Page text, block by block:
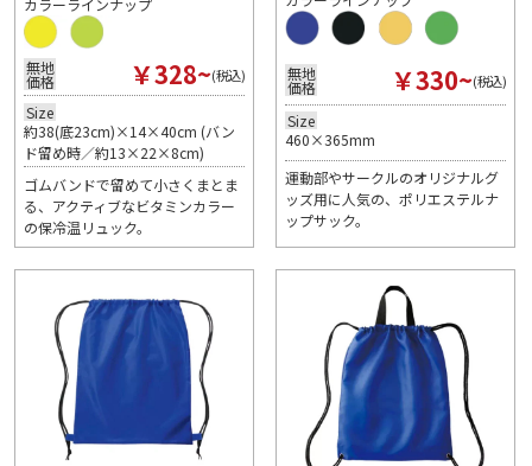
無地
価格 ￥328~(税込)
Size
約38(底23cm)×14×40cm (バン
ド留め時／約13×22×8cm)
ゴムバンドで留めて小さくまとま
る、アクティブなビタミンカラー
の保冷温リュック。
無地
価格 ￥330~(税込)
Size
460×365mm
運動部やサークルのオリジナルグ
ッズ用に人気の、ポリエステルナ
ップサック。